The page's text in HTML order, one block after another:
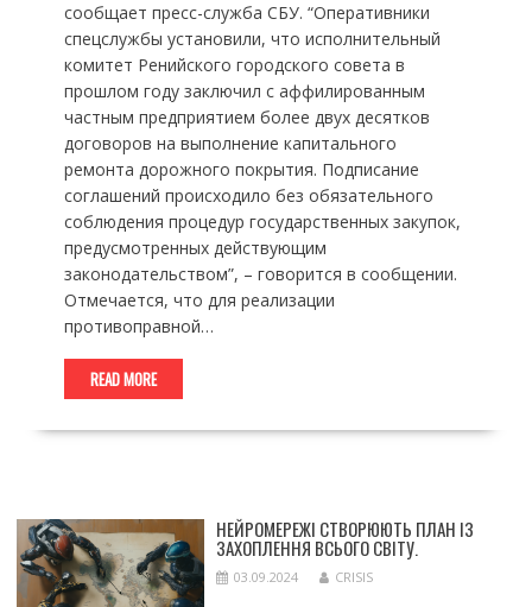
сообщает пресс-служба СБУ. “Оперативники
спецслужбы установили, что исполнительный
комитет Ренийского городского совета в
прошлом году заключил с аффилированным
частным предприятием более двух десятков
договоров на выполнение капитального
ремонта дорожного покрытия. Подписание
соглашений происходило без обязательного
соблюдения процедур государственных закупок,
предусмотренных действующим
законодательством”, – говорится в сообщении.
Отмечается, что для реализации
противоправной…
READ MORE
НЕЙРОМЕРЕЖІ СТВОРЮЮТЬ ПЛАН ІЗ
ЗАХОПЛЕННЯ ВСЬОГО СВІТУ.
03.09.2024 CRISIS